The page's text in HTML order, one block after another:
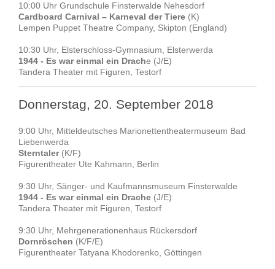
10:00 Uhr Grundschule Finsterwalde Nehesdorf
Cardboard Carnival – Karneval der Tiere (K)
Lempen Puppet Theatre Company, Skipton (England)
10:30 Uhr, Elsterschloss-Gymnasium, Elsterwerda
1944 - Es war einmal ein Drache (J/E)
Tandera Theater mit Figuren, Testorf
Donnerstag, 20. September 2018
9:00 Uhr, Mitteldeutsches Marionettentheatermuseum Bad
Liebenwerda
Sterntaler(K/F)
Figurentheater Ute Kahmann, Berlin
9:30 Uhr, Sänger- und Kaufmannsmuseum Finsterwalde
1944 - Es war einmal ein Drache (J/E)
Tandera Theater mit Figuren, Testorf
9:30 Uhr, Mehrgenerationenhaus Rückersdorf
Dornröschen (K/F/E)
Figurentheater Tatyana Khodorenko, Göttingen